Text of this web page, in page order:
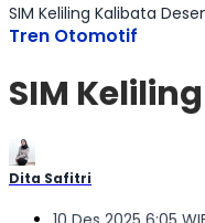
SIM Keliling Kalibata
Tren Otomotif
SIM
Dita Safitri